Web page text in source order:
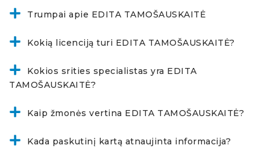
Trumpai apie EDITA TAMOŠAUSKAITĖ
Kokią licenciją turi EDITA TAMOŠAUSKAITĖ?
Kokios srities specialistas yra EDITA
TAMOŠAUSKAITĖ?
Kaip žmonės vertina EDITA TAMOŠAUSKAITĖ?
Kada paskutinį kartą atnaujinta informacija?